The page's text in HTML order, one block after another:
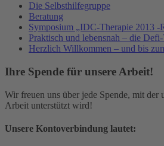
Die Selbsthilfegruppe
Beratung
Symposium „IDC-Therapie 2013 -
Praktisch und lebensnah – die
Herzlich Willkommen – und bis
Ihre Spende für unsere Arbeit!
Wir freuen uns über jede Spende, mit der
Arbeit unterstützt wird!
Unsere Kontoverbindung lautet: